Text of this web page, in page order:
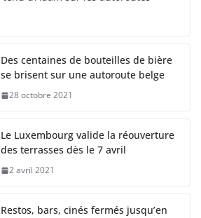
Des centaines de bouteilles de bière
se brisent sur une autoroute belge
28 octobre 2021
Le Luxembourg valide la réouverture
des terrasses dès le 7 avril
2 avril 2021
Restos, bars, cinés fermés jusqu’en